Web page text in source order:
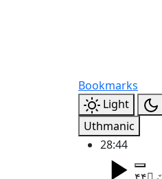
Bookmarks
Light
Uthmanic
28:44